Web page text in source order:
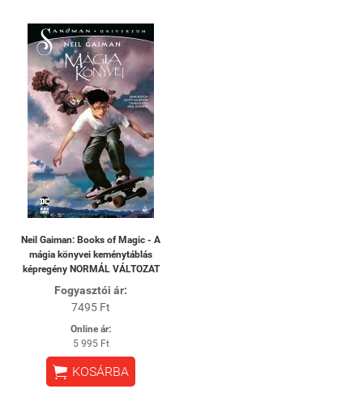
Neil Gaiman: Books of Magic - A
mágia könyvei keménytáblás
képregény NORMÁL VÁLTOZAT
Fogyasztói ár:
7495 Ft
Online ár:
5 995 Ft
 KOSÁRBA